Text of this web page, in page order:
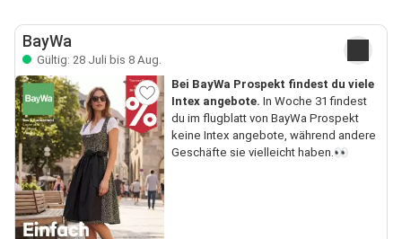
BayWa
Gültig: 28 Juli bis 8 Aug.
Bei BayWa Prospekt findest du viele
Intex angebote. In Woche 31 findest
du im flugblatt von BayWa Prospekt
keine Intex angebote, während andere
Geschäfte sie vielleicht haben.👀